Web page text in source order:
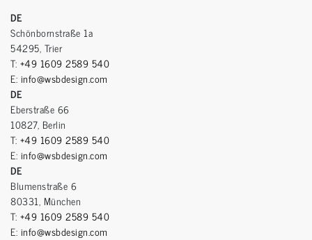
DE
Schönbornstraße 1a
54295, Trier
T: +49 1609 2589 540
E: info@wsbdesign.com
DE
Eberstraße 66
10827, Berlin
T: +49 1609 2589 540
E: info@wsbdesign.com
DE
Blumenstraße 6
80331, München
T: +49 1609 2589 540
E: info@wsbdesign.com